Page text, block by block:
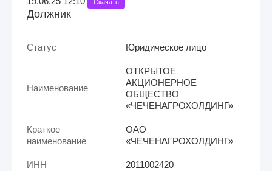
Скачать
Должник
Статус Юридическое лицо
Наименование
ОТКРЫТОЕ
АКЦИОНЕРНОЕ
ОБЩЕСТВО
«ЧЕЧЕНАГРОХОЛДИНГ»
Краткое
наименование
ОАО
«ЧЕЧЕНАГРОХОЛДИНГ»
ИНН 2011002420